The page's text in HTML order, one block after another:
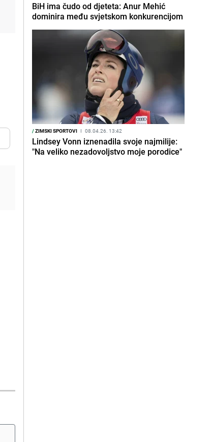
BiH ima čudo od djeteta: Anur Mehić
dominira među svjetskom konkurencijom
/ZIMSKI SPORTOVI I 08.04.26. 13:42
Lindsey Vonn iznenadila svoje najmilije:
"Na veliko nezadovoljstvo moje porodice"